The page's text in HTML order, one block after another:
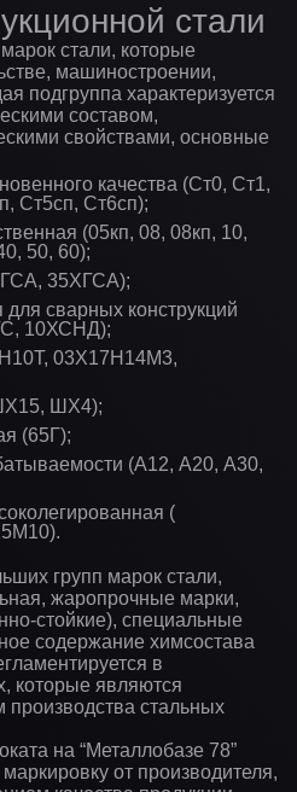
стали
стали, которые
машиностроении,
подгруппа характеризуется
составом,
свойствами, основные
качества (Ст0, Ст1,
Ст5сп, Ст6сп);
(05кп, 08, 08кп, 10,
50, 60);
35ХГСА);
для сварных конструкций
10ХСНД);
03Х17Н14М3,
ШХ4);
(65Г);
(А12, А20, А30,
(
групп марок стали,
жаропрочные марки,
стойкие), специальные
содержание химсостава
в
которые являются
стальных
на “Металлобазе 78”
от производителя,